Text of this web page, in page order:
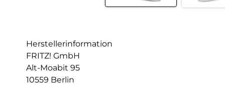
Herstellerinformation
FRITZ! GmbH
Alt-Moabit 95
10559 Berlin